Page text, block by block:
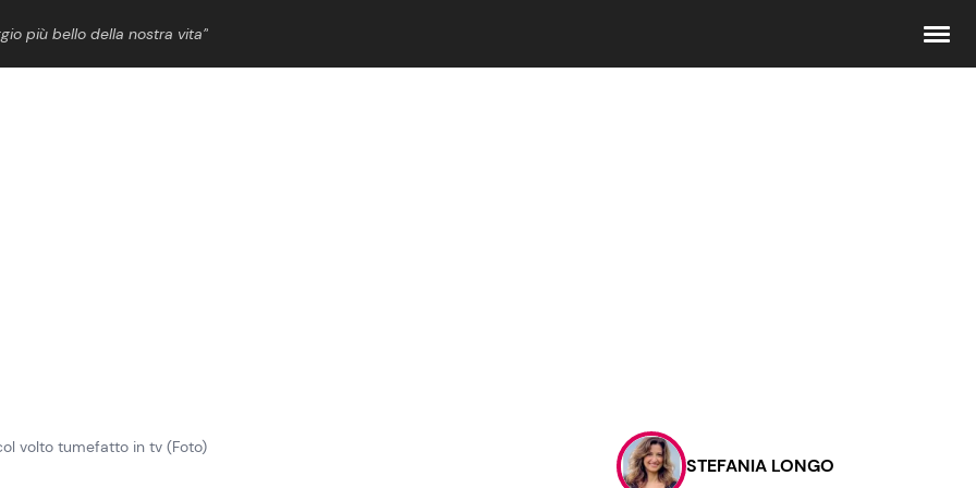
più bello della nostra vita”
Contattaci
Pubblicità
volto tumefatto in tv (Foto)
STEFANIA LONGO